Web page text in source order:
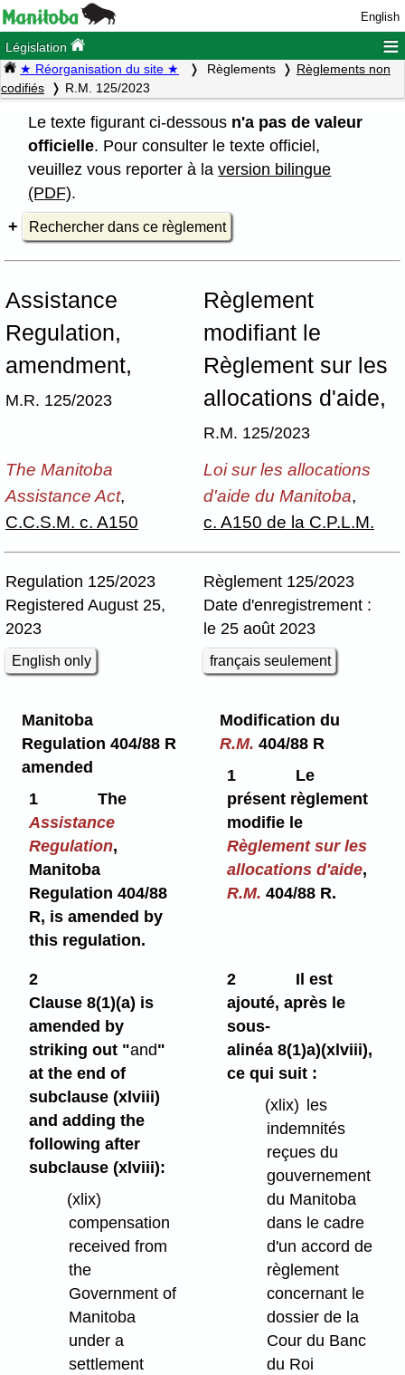
English
Législation ≡
★ Réorganisation du site ★ Règlements
Règlements non
codifiés
R.M. 125/2023
Le texte figurant ci-dessous n'a pas de valeur
officielle. Pour consulter le texte officiel,
veuillez vous reporter à laversion bilingue
(PDF).
Rechercher dans ce règlement
Assistance
Regulation,
amendment,
M.R. 125/2023
Règlement
modifiant le
Règlement sur les
allocations d'aide,
R.M. 125/2023
The Manitoba
Assistance Act,
C.C.S.M. c. A150
Loi sur les allocations
d'aide du Manitoba,
c. A150 de la C.P.L.M.
Regulation 125/2023
Registered August 25,
2023
English only
Règlement 125/2023
Date d'enregistrement :
le 25 août 2023
français seulement
Manitoba
Regulation 404/88 R
amended
1
The
Assistance
Regulation,
Manitoba
Regulation 404/88
R, is amended by
this regulation.
Modification du
R.M. 404/88 R
1
Le
présent règlement
modifie le
Règlement sur les
allocations d'aide,
R.M. 404/88 R.
2
Clause 8(1)⁠(a) is
amended by
striking out "and"
at the end of
subclause (xlviii)
and adding the
following after
subclause (xlviii):
(xlix)
compensation
received from
the
Government of
Manitoba
under a
settlement
2
Il est
ajouté, après le
sous-
alinéa 8(1)a)⁠(xlviii),
ce qui suit :
(xlix)
les
indemnités
reçues du
gouvernement
du Manitoba
dans le cadre
d'un accord de
règlement
concernant le
dossier de la
Cour du Banc
du Roi